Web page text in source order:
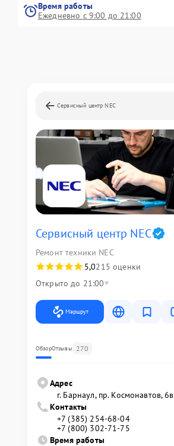
Время работы
Ежедневно с 9:00 до 21:00
Сервисный центр NEC
Сервисный центр NEC
Ремонт техники NEC
5,0215 оценки
Открыто до 21:00
Маршрут
ОбзорОтзывы 270
Адрес
г. Барнаул, ​пр. Космонавтов, 6в
Контакты
+7 (385) 254-68-04
+7 (800) 302-71-75
Время работы